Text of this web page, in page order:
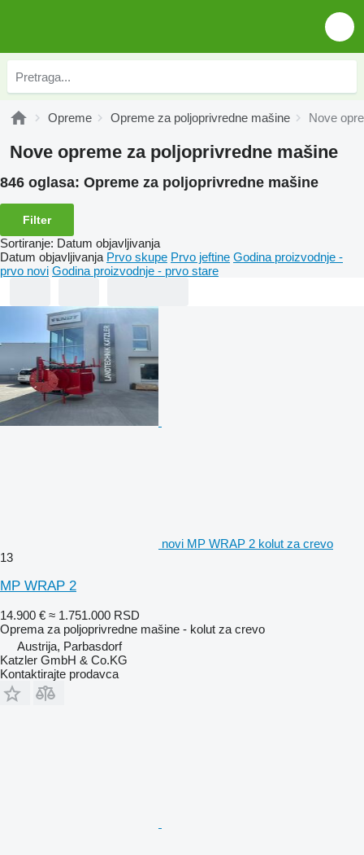
Opreme Opreme za poljoprivredne mašine Nove
Nove opreme za poljoprivredne mašine
846 oglasa: Opreme za poljoprivredne mašine
Filter
Sortiranje: Datum objavljivanja
Datum objavljivanja Prvo skupe Prvo jeftine Godina proizvodnje -
prvo novi Godina proizvodnje - prvo stare
novi MP WRAP 2 kolut za crevo
13
MP WRAP 2
14.900 € ≈ 1.751.000 RSD
Oprema za poljoprivredne mašine - kolut za crevo
Austrija, Parbasdorf
Katzler GmbH & Co.KG
Kontaktirajte prodavca